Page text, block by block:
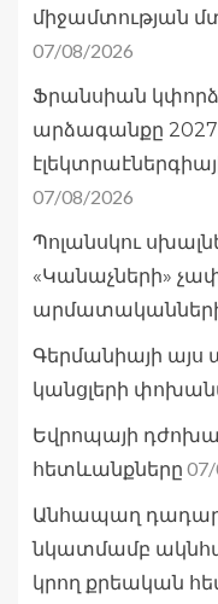
միջամտության
07/08/2026
Ֆրանսիան
արձագանքը
07/08/2026
Պոլանսկու
«Կանաչների»
Գերմանիայի
կանցլերի
Եվրոպայի
հետևանքները
Անհապաղ
նկատմամբ
կրող քրեական